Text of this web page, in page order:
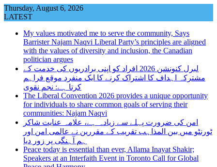
Skip
to
Thursday, August 6, 2026
LATEST
My values motivated me to serve the community, Says
Barrister Najam Naqvi Liberal Party’s principles are aligned
with the values of diversity and inclusion, the Canadian
politician argues
لبرل کنونشن 2026 افراد کو اپنی برادریوں کی خدمت کے
مشترکہ اہداف کا اشتراک کرنے کا ایک منفرد موقع فراہم
کرتا ہے: نجم نقوی
The Liberal Convention 2026 provides a unique opportunity
for individuals to share common goals of serving their
communities: Najam Naqvi
امن کی ضرورت پہلے سے زیادہ ہے، علامہ عنایت شاکر
ٹورنٹو میں بین المذاہب تقریب کے مقررین نے عالمی امن اور
ہم آہنگی پر زور دیا
Peace today is essential than ever, Allama Inayat Shakir;
Speakers at an Interfaith Event in Toronto Call for Global